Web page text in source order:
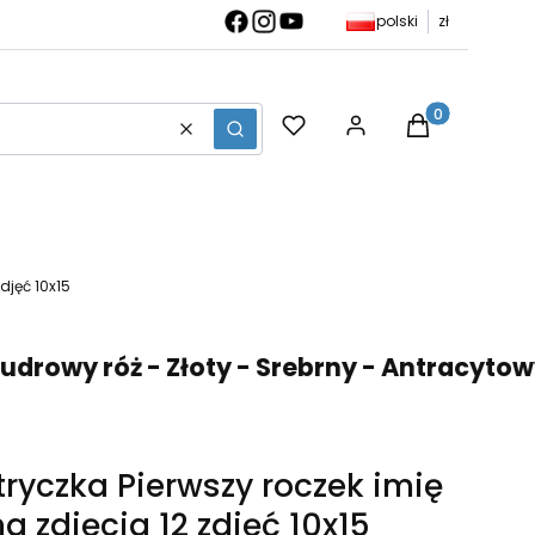
polski zł
WyczyśćSzukaj Produkty w
10x15
róż - Złoty - Srebrny - Antracytowy 🎨
Pierwszy roczek imię
zdjęcia 12 zdjęć 10x15